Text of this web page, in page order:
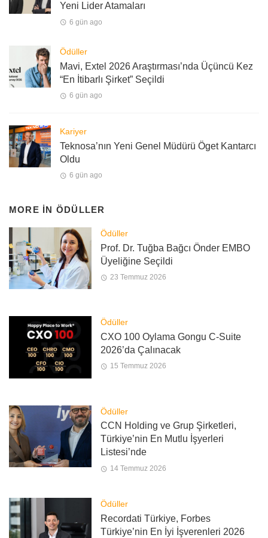
Yeni Lider Atamaları
6 gün ago
Ödüller
Mavi, Extel 2026 Araştırması’nda Üçüncü Kez
“En İtibarlı Şirket” Seçildi
6 gün ago
Kariyer
Teknosa’nın Yeni Genel Müdürü Öget Kantarcı
Oldu
6 gün ago
MORE IN ÖDÜLLER
Ödüller
Prof. Dr. Tuğba Bağcı Önder EMBO
Üyeliğine Seçildi
23 Temmuz 2026
Ödüller
CXO 100 Oylama Gongu C-Suite
2026’da Çalınacak
15 Temmuz 2026
Ödüller
CCN Holding ve Grup Şirketleri,
Türkiye’nin En Mutlu İşyerleri
Listesi’nde
14 Temmuz 2026
Ödüller
Recordati Türkiye, Forbes
Türkiye’nin En İyi İşverenleri 2026